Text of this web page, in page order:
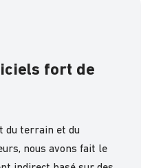
fort de
du terrain et du
nous avons fait le